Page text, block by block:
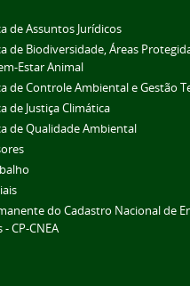
de Assuntos Jurídicos
de Biodiversidade, Áreas
Estar Animal
de Controle Ambiental e Gestão
de Justiça Climática
de Qualidade Ambiental
do Cadastro Nacional de
CP-CNEA